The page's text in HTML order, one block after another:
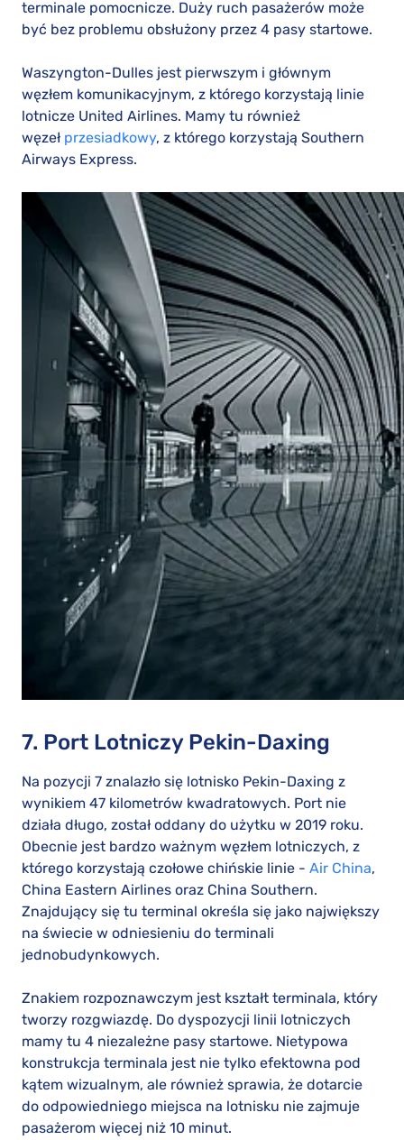
terminale pomocnicze. Duży ruch pasażerów może
być bez problemu obsłużony przez 4 pasy startowe.
Waszyngton-Dulles jest pierwszym i głównym
węzłem komunikacyjnym, z którego korzystają linie
lotnicze United Airlines. Mamy tu również
węzeł przesiadkowy, z którego korzystają Southern
Airways Express.
7. Port Lotniczy Pekin-Daxing
Na pozycji 7 znalazło się lotnisko Pekin-Daxing z
wynikiem 47 kilometrów kwadratowych. Port nie
działa długo, został oddany do użytku w 2019 roku.
Obecnie jest bardzo ważnym węzłem lotniczych, z
którego korzystają czołowe chińskie linie - Air China,
China Eastern Airlines oraz China Southern.
Znajdujący się tu terminal określa się jako największy
na świecie w odniesieniu do terminali
jednobudynkowych.
Znakiem rozpoznawczym jest kształt terminala, który
tworzy rozgwiazdę. Do dyspozycji linii lotniczych
mamy tu 4 niezależne pasy startowe. Nietypowa
konstrukcja terminala jest nie tylko efektowna pod
kątem wizualnym, ale również sprawia, że dotarcie
do odpowiedniego miejsca na lotnisku nie zajmuje
pasażerom więcej niż 10 minut.